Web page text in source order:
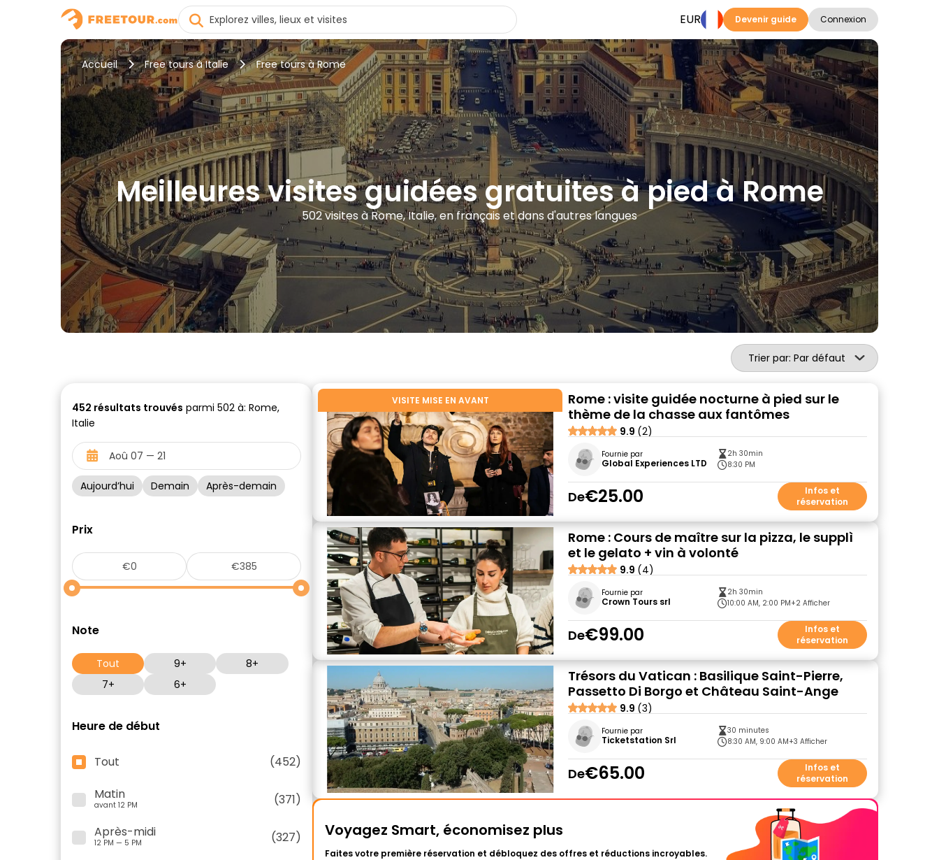
EUR Devenir guide Connexion
Accueil Free tours à Italie Free tours à Rome
Meilleures visites guidées gratuites à pied à Rome
502 visites à Rome, Italie, en français et dans d'autres langues
Trier par: Par défaut
452 résultats trouvés parmi 502 à: Rome,
Italie
Aujourd’hui Demain Après-demain
Prix
Note
Tout 9+
8+
7+
6+
Heure de début
Tout
(452)
Matin
avant 12 PM
(371)
Après-midi
12 PM — 5 PM
(327)
VISITE MISE EN AVANT
Rome : visite guidée nocturne à pied sur le
thème de la chasse aux fantômes
9.9 (2)
Fournie par
Global Experiences LTD
2h 30min
8:30 PM
De€25.00
Infos et
réservation
Rome : Cours de maître sur la pizza, le supplì
et le gelato + vin à volonté
9.9 (4)
Fournie par
Crown Tours srl
2h 30min
10:00 AM, 2:00 PM+2 Afficher
De€99.00
Infos et
réservation
Trésors du Vatican : Basilique Saint-Pierre,
Passetto Di Borgo et Château Saint-Ange
9.9 (3)
Fournie par
Ticketstation Srl
30 minutes
8:30 AM, 9:00 AM+3 Afficher
De€65.00
Infos et
réservation
Voyagez Smart, économisez plus
Faites votre première réservation et débloquez des offres et réductions incroyables.